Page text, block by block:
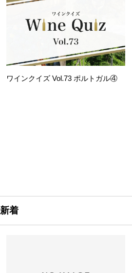
ワインクイズ Vol.73 ポルトガル④
新着